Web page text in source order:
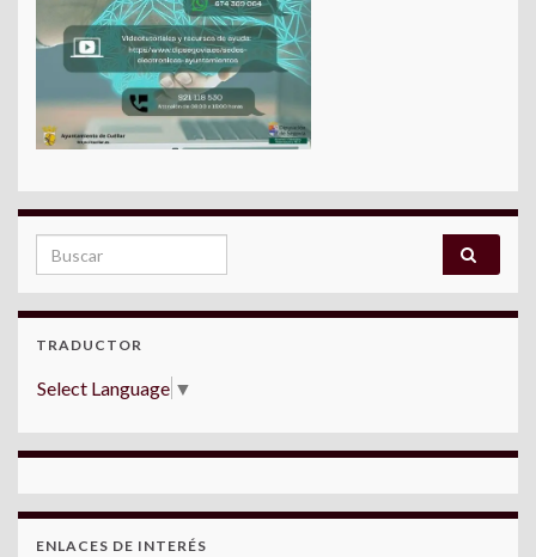
Search for:
TRADUCTOR
Select Language ▼
ENLACES DE INTERÉS